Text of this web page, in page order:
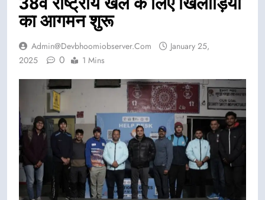
का आगमन शुरू
Admin@devbhoomiobserver.com
January 25,
2025
0 1 Mins